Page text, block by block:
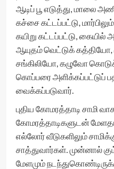
ஆடிப் பூ எடுத்து, மாலை
கச்சை கட்டப்பட்டு,
கயிறு கட்டப்பட்டு,
ஆயுதம் வெட்டுக்
சங்கிலியோ, கழுவோ
கொப்பரை அளிக்கப்பட்டுப்
வைக்கப்படுவார்.
புதிய கோமரத்தாடி சாமி
கோமரத்தாடிகளுடன்
எல்லோர் வீடுகளிலும்
சாத்துவார்கள். முன்னால்
மேளமும்